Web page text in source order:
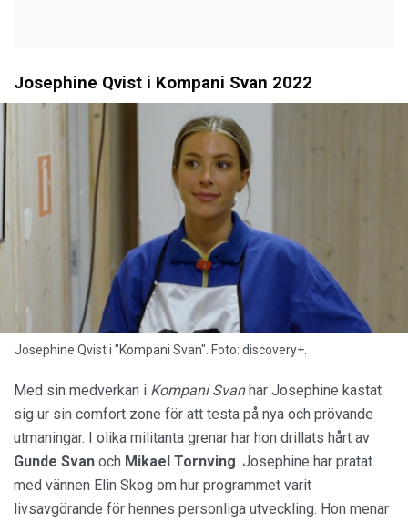
Josephine Qvist i Kompani Svan 2022
Josephine Qvist i "Kompani Svan". Foto: discovery+.
Med sin medverkan i Kompani Svanhar Josephine kastat
sig ur sin comfort zone för att testa på nya och prövande
utmaningar. I olika militanta grenar har hon drillats hårt av
Gunde Svan och Mikael Tornving. Josephine har pratat
med vännen Elin Skog om hur programmet varit
livsavgörande för hennes personliga utveckling. Hon menar